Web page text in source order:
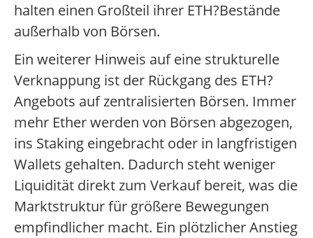
halten einen Großteil ihrer ETH?Bestände
außerhalb von Börsen.
Ein weiterer Hinweis auf eine strukturelle
Verknappung ist der Rückgang des ETH?
Angebots auf zentralisierten Börsen. Immer
mehr Ether werden von Börsen abgezogen,
ins Staking eingebracht oder in langfristigen
Wallets gehalten. Dadurch steht weniger
Liquidität direkt zum Verkauf bereit, was die
Marktstruktur für größere Bewegungen
empfindlicher macht. Ein plötzlicher Anstieg